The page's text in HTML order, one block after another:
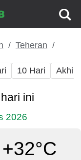
Teheran
10 Hari Akhir
ini
2026
+32°C